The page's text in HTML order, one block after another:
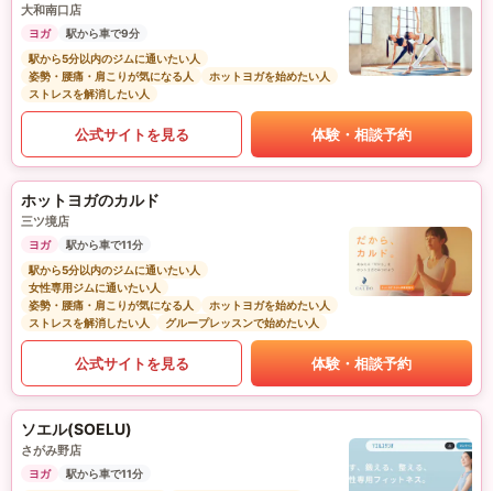
大和南口店
ヨガ
駅から車で9分
駅から5分以内のジムに通いたい人
姿勢・腰痛・肩こりが気になる人
ホットヨガを始めたい人
ストレスを解消したい人
公式サイトを見る 体験・相談予約
ホットヨガのカルド
三ツ境店
ヨガ
駅から車で11分
駅から5分以内のジムに通いたい人
女性専用ジムに通いたい人
姿勢・腰痛・肩こりが気になる人
ホットヨガを始めたい人
ストレスを解消したい人
グループレッスンで始めたい人
公式サイトを見る 体験・相談予約
ソエル(SOELU)
さがみ野店
ヨガ
駅から車で11分